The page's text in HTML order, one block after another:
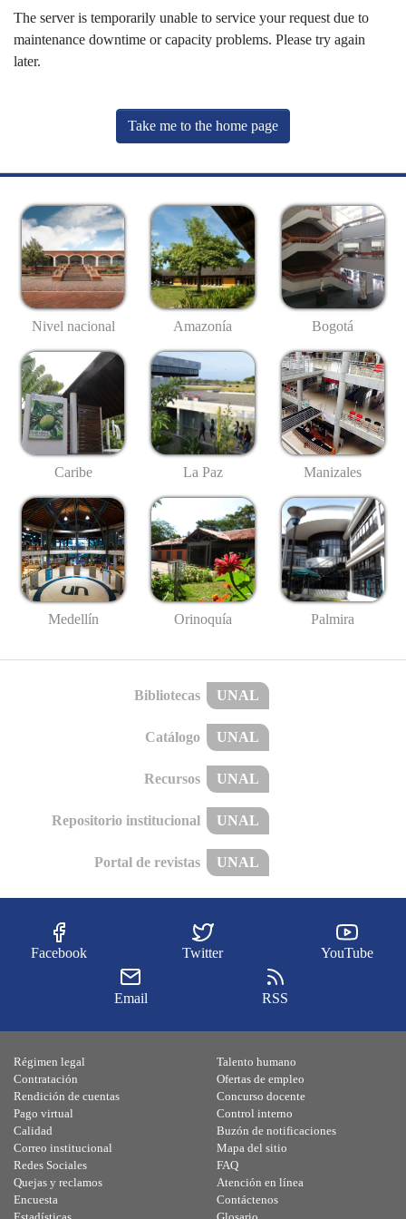
The server is temporarily unable to service your request due to
maintenance downtime or capacity problems. Please try again
later.
Take me to the home page
Nivel nacional Amazonía Bogotá
Caribe La Paz Manizales
Medellín Orinoquía Palmira
Bibliotecas UNAL
Catálogo UNAL
Recursos UNAL
Repositorio institucional UNAL
Portal de revistas UNAL
Facebook Twitter YouTube
Email RSS
Régimen legal
Contratación
Rendición de cuentas
Pago virtual
Calidad
Talento humano
Ofertas de empleo
Concurso docente
Control interno
Buzón de notificaciones
Correo institucional
Redes Sociales
Quejas y reclamos
Encuesta
Mapa del sitio
FAQ
Atención en línea
Contáctenos